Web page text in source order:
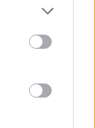
Google
may click to
tags to
Google